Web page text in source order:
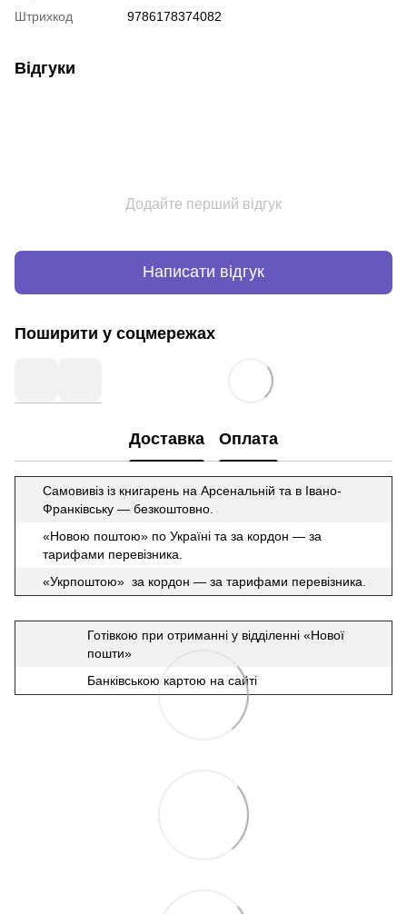
Штрихкод 9786178374082
Відгуки
Додайте перший відгук
Написати відгук
Поширити у соцмережах
Доставка Оплата
Самовивіз із книгарень на Арсенальній та в Івано-
Франківську — безкоштовно.
«Новою поштою» по Україні та за кордон — за
тарифами перевізника.
«Укрпоштою» за кордон — за тарифами перевізника.
Готівкою при отриманні у відділенні «Нової
пошти»
Банківською картою на сайті